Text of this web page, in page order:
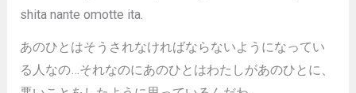
shita nante omotte ita.
あのひとはそうされなければならないようになってい
る人なの…それなのにあのひとはわたしがあのひとに、